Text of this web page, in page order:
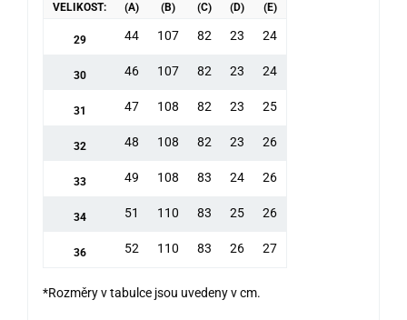
VELIKOST: (A) (B) (C) (D) (E)
29 44 107 82 23 24
30 46 107 82 23 24
31 47 108 82 23 25
32 48 108 82 23 26
33 49 108 83 24 26
34 51 110 83 25 26
36 52 110 83 26 27
*Rozměry v tabulce jsou uvedeny v cm.